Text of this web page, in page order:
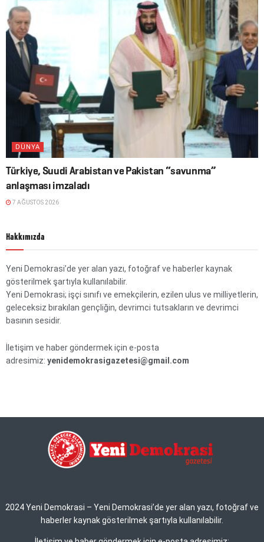
DÜNYA
Türkiye, Suudi Arabistan ve Pakistan “savunma”
anlaşması imzaladı
7 AĞUSTOS 2026
Hakkımızda
Yeni Demokrasi’de yer alan yazı, fotoğraf ve haberler kaynak
gösterilmek şartıyla kullanılabilir.
Yeni Demokrasi; işçi sınıfı ve emekçilerin, ezilen ulus ve milliyetlerin,
geleceksiz bırakılan gençliğin, devrimci tutsakların ve devrimci
basının sesidir.
İletişim ve haber göndermek için e-posta
adresimiz: yenidemokrasigazetesi@gmail.com
2024 Yeni Demokrasi – Yeni Demokrasi’de yer alan yazı, fotoğraf ve
haberler kaynak gösterilmek şartıyla kullanılabilir.